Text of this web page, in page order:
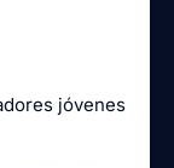
jóvenes